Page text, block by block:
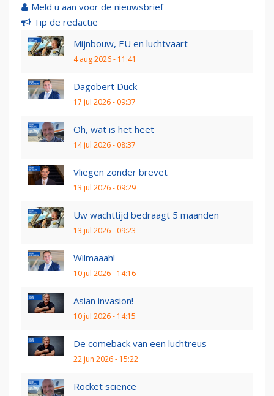
Meld u aan voor de nieuwsbrief
Tip de redactie
Mijnbouw, EU en luchtvaart
4 aug 2026 - 11:41
Dagobert Duck
17 jul 2026 - 09:37
Oh, wat is het heet
14 jul 2026 - 08:37
Vliegen zonder brevet
13 jul 2026 - 09:29
Uw wachttijd bedraagt 5 maanden
13 jul 2026 - 09:23
Wilmaaah!
10 jul 2026 - 14:16
Asian invasion!
10 jul 2026 - 14:15
De comeback van een luchtreus
22 jun 2026 - 15:22
Rocket science